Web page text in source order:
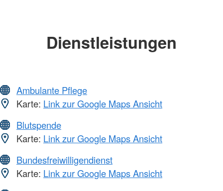
Dienstleistungen
Ambulante Pflege
Karte: Link zur Google Maps Ansicht
Blutspende
Karte: Link zur Google Maps Ansicht
Bundesfreiwilligendienst
Karte: Link zur Google Maps Ansicht